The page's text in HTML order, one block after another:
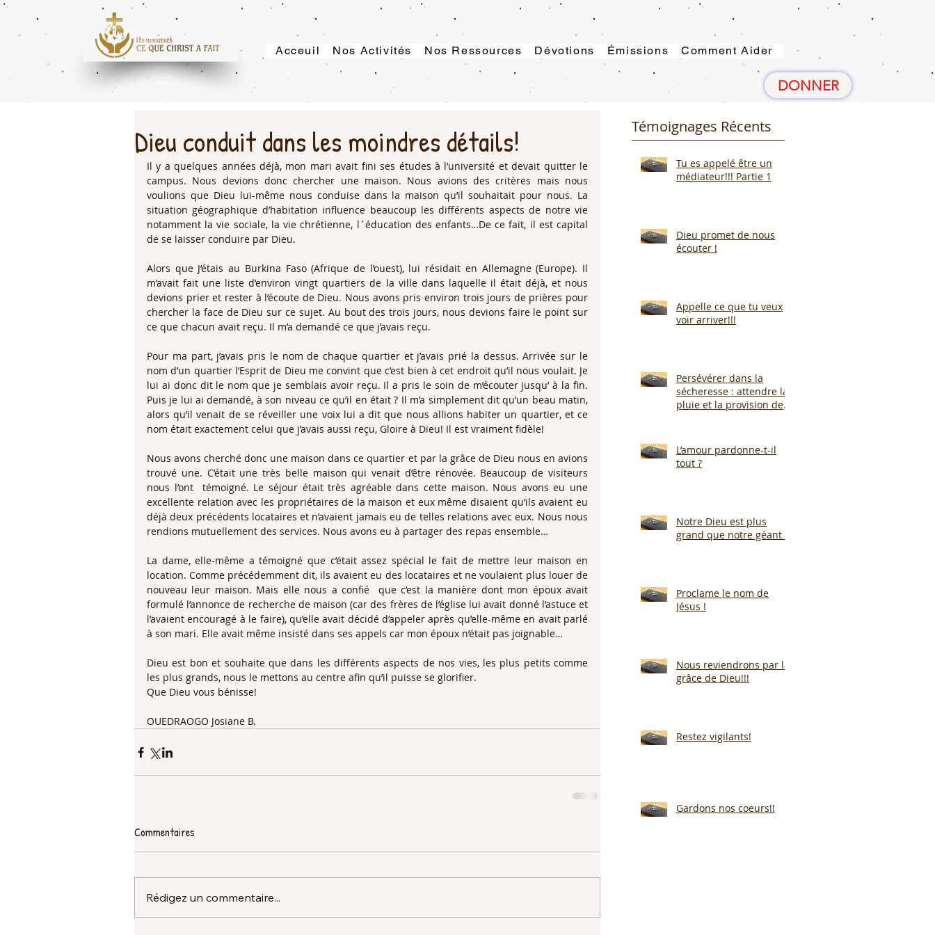
Acceuil Nos Activités Nos Ressources Dévotions Émissions Comment Aider
DONNER
Dieu conduit dans les moindres détails!
Il y a quelques années déjà, mon mari avait fini ses études à l’université et devait quitter le
campus. Nous devions donc chercher une maison. Nous avions des critères mais nous
voulions que Dieu lui-même nous conduise dans la maison qu’il souhaitait pour nous. La
situation géographique d’habitation influence beaucoup les différents aspects de notre vie
notamment la vie sociale, la vie chrétienne, l´éducation des enfants…De ce fait, il est capital
de se laisser conduire par Dieu.
Alors que J’étais au Burkina Faso (Afrique de l’ouest), lui résidait en Allemagne (Europe). Il
m’avait fait une liste d’environ vingt quartiers de la ville dans laquelle il était déjà, et nous
devions prier et rester à l’écoute de Dieu. Nous avons pris environ trois jours de prières pour
chercher la face de Dieu sur ce sujet. Au bout des trois jours, nous devions faire le point sur
ce que chacun avait reçu. Il m’a demandé ce que j’avais reçu.
Pour ma part, j’avais pris le nom de chaque quartier et j’avais prié la dessus. Arrivée sur le
nom d’un quartier l’Esprit de Dieu me convint que c’est bien à cet endroit qu’il nous voulait. Je
lui ai donc dit le nom que je semblais avoir reçu. Il a pris le soin de m’écouter jusqu’ à la fin.
Puis je lui ai demandé, à son niveau ce qu’il en était ? Il m’a simplement dit qu’un beau matin,
alors qu’il venait de se réveiller une voix lui a dit que nous allions habiter un quartier, et ce
nom était exactement celui que j’avais aussi reçu, Gloire à Dieu! Il est vraiment fidèle!
Nous avons cherché donc une maison dans ce quartier et par la grâce de Dieu nous en avions
trouvé une. C’était une très belle maison qui venait d’être rénovée. Beaucoup de visiteurs
nous l’ont  témoigné. Le séjour était très agréable dans cette maison. Nous avons eu une
excellente relation avec les propriétaires de la maison et eux même disaient qu’ils avaient eu
déjà deux précédents locataires et n’avaient jamais eu de telles relations avec eux. Nous nous
rendions mutuellement des services. Nous avons eu à partager des repas ensemble…
La dame, elle-même a témoigné que c’était assez spécial le fait de mettre leur maison en
location. Comme précédemment dit, ils avaient eu des locataires et ne voulaient plus louer de
nouveau leur maison. Mais elle nous a confié  que c’est la manière dont mon époux avait
formulé l’annonce de recherche de maison (car des frères de l’église lui avait donné l’astuce et
l’avaient encouragé à le faire), qu’elle avait décidé d’appeler après qu’elle-même en avait parlé
à son mari. Elle avait même insisté dans ses appels car mon époux n’était pas joignable…
Dieu est bon et souhaite que dans les différents aspects de nos vies, les plus petits comme
les plus grands, nous le mettons au centre afin qu’il puisse se glorifier.
Que Dieu vous bénisse!
OUEDRAOGO Josiane B.
Commentaires
Rédigez un commentaire...
Témoignages Récents
Tu es appelé être un
médiateur!!! Partie 1
Dieu promet de nous
écouter !
Appelle ce que tu veux
voir arriver!!!
Persévérer dans la
sécheresse : attendre la
pluie et la provision de
L’amour pardonne-t-il
tout ?
Notre Dieu est plus
grand que notre géant !
Proclame le nom de
Jésus !
Nous reviendrons par la
grâce de Dieu!!!
Restez vigilants!
Gardons nos coeurs!!